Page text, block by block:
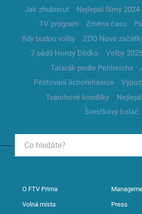
Jak zhubnout Nejlepší filmy 2024
TV program
Změna času
Kdy budou volby
ZOO Nové
7 pádů Honzy Dědka
Volby 2025
Tatarák podle Pohlreicha
Pěstování lichořeřišnice
Tvarohové knedlíky
Švestkový koláč
O FTV Prima
Volná místa Press